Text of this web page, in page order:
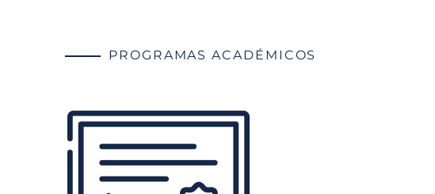
PROGRAMAS ACADÉMICOS